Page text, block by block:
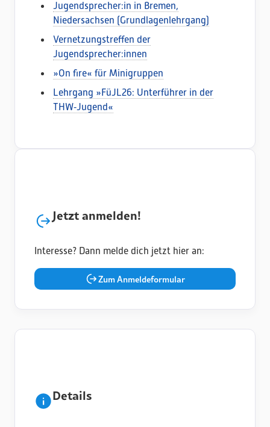
Jugendsprecher:in in Bremen,
Niedersachsen (Grundlagenlehrgang)
Vernetzungstreffen der
Jugendsprecher:innen
»On fire« für Minigruppen
Lehrgang »FüJL26: Unterführer in der
THW‑Jugend«
Jetzt anmelden!
Interesse? Dann melde dich jetzt hier an:
Zum Anmeldeformular
Details